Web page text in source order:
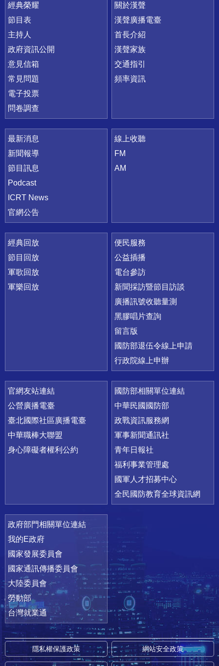
快速連結
經典榮耀
節目表
主持人
政府資訊公開
意見信箱
常見問題
電子投票
問卷調查
關於漢聲
漢聲廣播電臺
首長介紹
漢聲家族
交通指引
頻率資訊
最新消息
新聞報導
節目訊息
Podcast
ICRT News
官網公告
線上收聽
FM
AM
經典回放
節目回放
軍歌回放
軍樂回放
便民服務
公益插播
電台參訪
新聞採訪暨節目訪談
廣播訊號收聽量測
黑膠唱片查詢
留言版
國防部退伍令線上申請
行政院線上申辦
官網友站連結
公營廣播電臺
臺北國際社區廣播電臺
中華職棒大聯盟
身心障礙者權利公約
國防部相關單位連結
中華民國國防部
政戰資訊服務網
軍事新聞通訊社
青年日報社
福利事業管理處
國軍人才招募中心
全民國防教育全球資訊網
政府部門相關單位連結
我的E政府
國家發展委員會
國家通訊傳播委員會
大陸委員會
勞動部
台灣就業通
隱私權保護政策 網站安全政策